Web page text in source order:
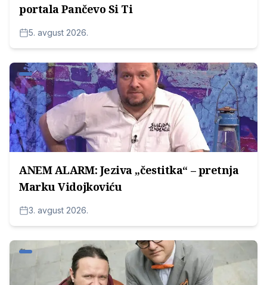
portala Pančevo Si Ti
5. avgust 2026.
ANEM ALARM: Jeziva „čestitka“ – pretnja
Marku Vidojkoviću
3. avgust 2026.